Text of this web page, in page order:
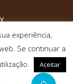
experiência,
Se continuar a
Aceitar